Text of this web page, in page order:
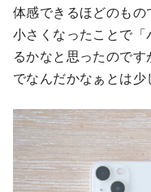
体感できるほどのも
小さくなったことで「
るかなと思ったので
でなんだかなぁとは少